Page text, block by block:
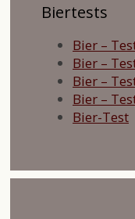
Biertests
Bier –
Bier –
Bier –
Bier –
Bier-Test